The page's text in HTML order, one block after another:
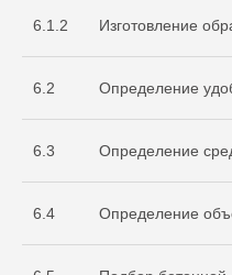
6.1.2 Изготовление
6.2 Определение
6.3 Определение
6.4 Определение
испытательной
лаборатории
Nº ИЛ-РОС-001691. Регистрационный
Nº POCC RU.32368.04HCO0